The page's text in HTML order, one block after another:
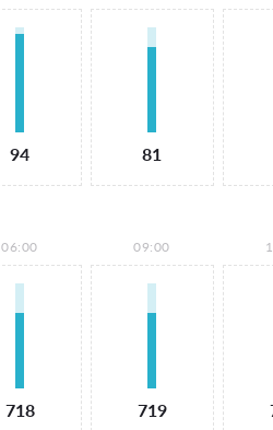
94 81
06:00
718
09:00
719